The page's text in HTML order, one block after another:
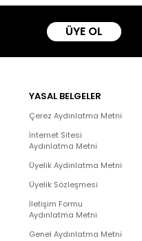
ÜYE OL
YASAL BELGELER
Çerez Aydınlatma Metni
İnternet Sitesi
Aydınlatma Metni
Üyelik Aydınlatma Metni
Üyelik Sözleşmesi
İletişim Formu
Aydınlatma Metni
Genel Aydınlatma Metni